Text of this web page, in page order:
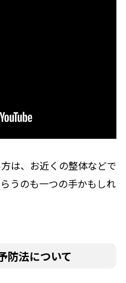
は、お近くの整体などで
うのも一つの手かもしれ
防法について